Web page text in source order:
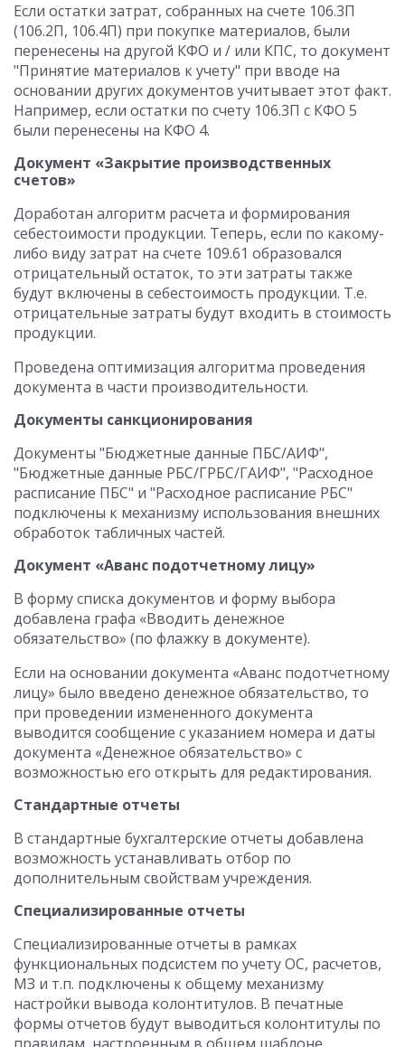
Если остатки затрат, собранных на счете 106.3П
(106.2П, 106.4П) при покупке материалов, были
перенесены на другой КФО и / или КПС, то документ
"Принятие материалов к учету" при вводе на
основании других документов учитывает этот факт.
Например, если остатки по счету 106.3П с КФО 5
были перенесены на КФО 4.
Документ «Закрытие производственных
счетов»
Доработан алгоритм расчета и формирования
себестоимости продукции. Теперь, если по какому-
либо виду затрат на счете 109.61 образовался
отрицательный остаток, то эти затраты также
будут включены в себестоимость продукции. Т.е.
отрицательные затраты будут входить в стоимость
продукции.
Проведена оптимизация алгоритма проведения
документа в части производительности.
Документы санкционирования
Документы "Бюджетные данные ПБС/АИФ",
"Бюджетные данные РБС/ГРБС/ГАИФ", "Расходное
расписание ПБС" и "Расходное расписание РБС"
подключены к механизму использования внешних
обработок табличных частей.
Документ «Аванс подотчетному лицу»
В форму списка документов и форму выбора
добавлена графа «Вводить денежное
обязательство» (по флажку в документе).
Если на основании документа «Аванс подотчетному
лицу» было введено денежное обязательство, то
при проведении измененного документа
выводится сообщение с указанием номера и даты
документа «Денежное обязательство» с
возможностью его открыть для редактирования.
Стандартные отчеты
В стандартные бухгалтерские отчеты добавлена
возможность устанавливать отбор по
дополнительным свойствам учреждения.
Специализированные отчеты
Специализированные отчеты в рамках
функциональных подсистем по учету ОС, расчетов,
МЗ и т.п. подключены к общему механизму
настройки вывода колонтитулов. В печатные
формы отчетов будут выводиться колонтитулы по